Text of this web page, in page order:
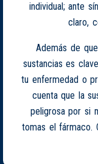
individual; ante
claro,
Además de
sustancias es
tu enfermedad o
cuenta que la
peligrosa por si
tomas el fármaco.